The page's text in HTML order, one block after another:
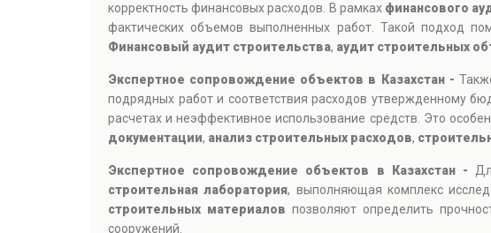
корректность финансовых расходов. В рамках финансового
фактических объемов выполненных работ. Такой подход
Финансовый аудит строительства, аудит строительных
Экспертное сопровождение объектов в Казахстан -
подрядных работ и соответствия расходов утвержденному
расчетах и неэффективное использование средств. Это
документации, анализ строительных расходов,
Экспертное сопровождение объектов в Казахстан -
строительная лаборатория, выполняющая комплекс
строительных материалов позволяют определить
сооружений.